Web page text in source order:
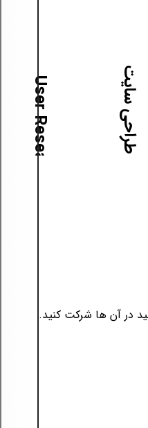
آموزش طراحی سایت آ
م
و
ز
ش
U
s
e
r
R
e
s
e
a
r
c
h
در آن ها شرکت کنید.